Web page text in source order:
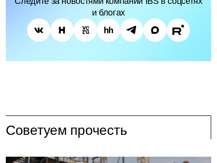
и блогах
Советуем прочесть